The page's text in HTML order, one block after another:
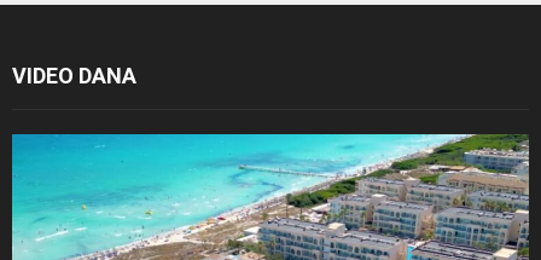
VIDEO DANA